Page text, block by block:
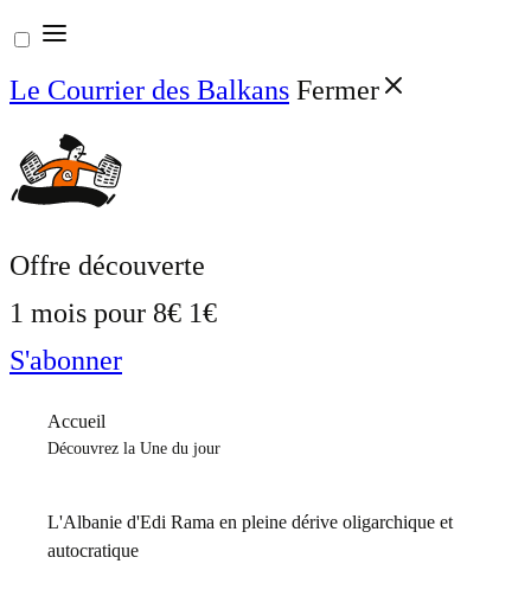
Aller
au
contenu
Le Courrier des Balkans Fermer
Offre découverte
1 mois pour 8€ 1€
S'abonner
Accueil
Découvrez la Une du jour
L'Albanie d'Edi Rama en pleine dérive oligarchique et
autocratique